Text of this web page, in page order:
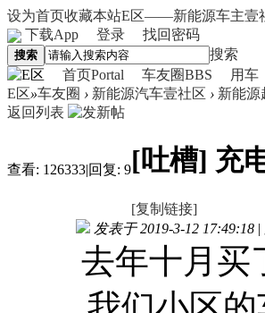
设为首页收藏本站E区——新能源车主壹
下载App
登录 找回密码
搜索
搜索
首页Portal 车友圈BBS 用车
E区»车友圈 › 新能源汽车壹社区 › 新能源
返回列表
查看: 126333|回复: 9[吐槽] 充
[复制链接]
发表于 2019-3-12 17:49:18 |
去年十月买